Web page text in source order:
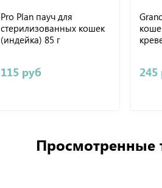
Pro Plan пауч для
стерилизованных кошек
(индейка) 85 г
115 руб 245
Просмотренные